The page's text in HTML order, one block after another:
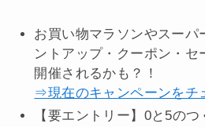
お買い物マラソンやスーパ
ントアップ・クーポン・セ
開催されるかも？！
⇒現在のキャンペーンをチ
【要エントリー】0と5の